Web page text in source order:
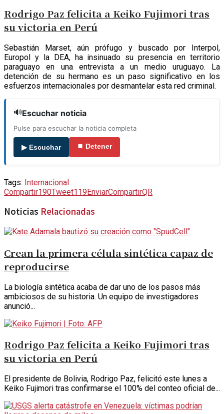
Rodrigo Paz felicita a Keiko Fujimori tras
su victoria en Perú
Sebastián Marset, aún prófugo y buscado por Interpol,
Europol y la DEA, ha insinuado su presencia en territorio
paraguayo en una entrevista a un medio uruguayo. La
detención de su hermano es un paso significativo en los
esfuerzos internacionales por desmantelar esta red criminal.
🔊Escuchar noticia
Pulse para escuchar la noticia completa
▶ Escuchar ⏹ Detener
Tags: Internacional
Compartir190Tweet119EnviarCompartirQR
Noticias Relacionadas
Crean la primera célula sintética capaz de
reproducirse
La biología sintética acaba de dar uno de los pasos más
ambiciosos de su historia. Un equipo de investigadores
anunció...
Rodrigo Paz felicita a Keiko Fujimori tras
su victoria en Perú
El presidente de Bolivia, Rodrigo Paz, felicitó este lunes a
Keiko Fujimori tras confirmarse el 100% del conteo oficial de...